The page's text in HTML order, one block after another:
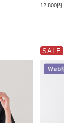
12,800円
SALE